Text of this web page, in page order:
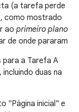
(a tarefa perde
como mostrado
ao primeiro plano
de onde pararam
a Tarefa A
duas na
"Página inicial" e